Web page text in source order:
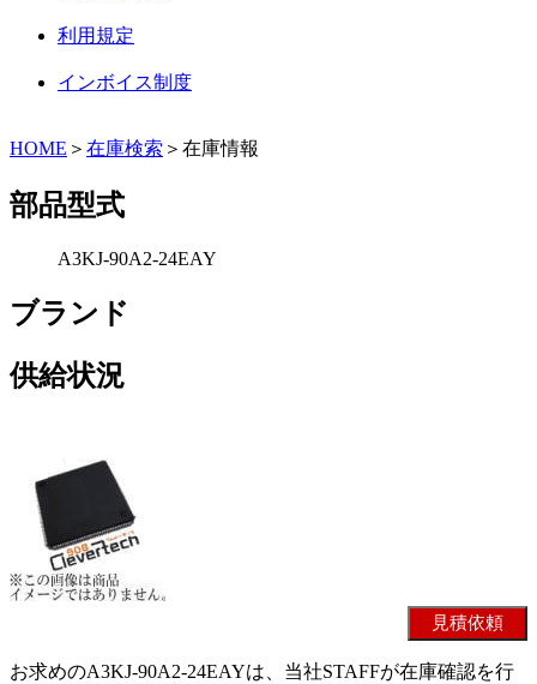
利用規定
インボイス制度
HOME ＞ 在庫検索 ＞在庫情報
部品型式
A3KJ-90A2-24EAY
ブランド
供給状況
お求めのA3KJ-90A2-24EAYは、当社STAFFが在庫確認を行